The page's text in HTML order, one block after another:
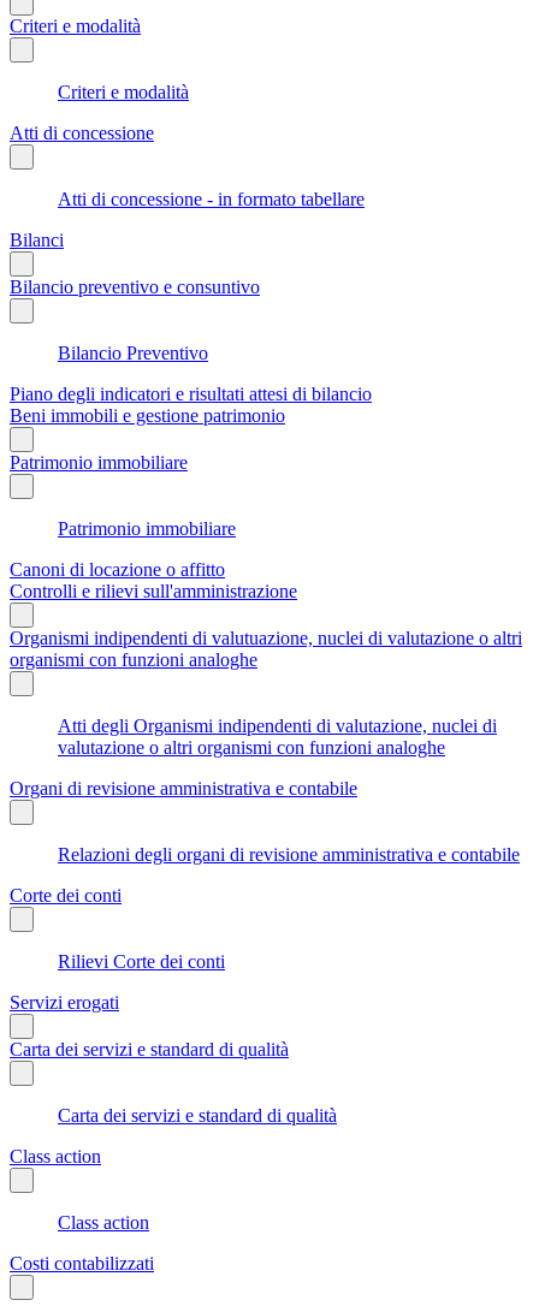
Criteri e modalità
Criteri e modalità
Atti di concessione
Atti di concessione - in formato tabellare
Bilanci
Bilancio preventivo e consuntivo
Bilancio Preventivo
Piano degli indicatori e risultati attesi di bilancio
Beni immobili e gestione patrimonio
Patrimonio immobiliare
Patrimonio immobiliare
Canoni di locazione o affitto
Controlli e rilievi sull'amministrazione
Organismi indipendenti di valutuazione, nuclei di valutazione o altri
organismi con funzioni analoghe
Atti degli Organismi indipendenti di valutazione, nuclei di
valutazione o altri organismi con funzioni analoghe
Organi di revisione amministrativa e contabile
Relazioni degli organi di revisione amministrativa e contabile
Corte dei conti
Rilievi Corte dei conti
Servizi erogati
Carta dei servizi e standard di qualità
Carta dei servizi e standard di qualità
Class action
Class action
Costi contabilizzati